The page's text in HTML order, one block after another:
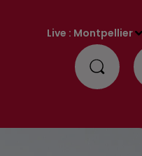
Live : Montpellier